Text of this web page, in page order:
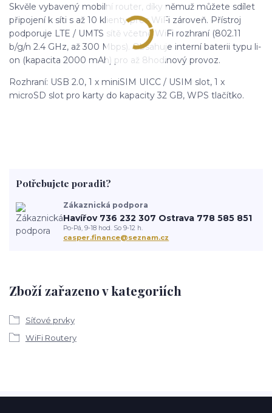
Skvěle vybavený mobilní router, díky němuž můžete sdílet
připojení k síti s až 10 klienty přes WiFi zároveň. Přístroj
podporuje LTE / UMTS sítě včetně WiFi rozhraní (802.11
b/g/n 2.4 GHz, až 300 Mbps). Obsahuje interní baterii typu li-
on (kapacita 2000 mAh) pro až 8hodinový provoz.
Rozhraní: USB 2.0, 1 x miniSIM UICC / USIM slot, 1 x
microSD slot pro karty do kapacity 32 GB, WPS tlačítko.
Zboží zařazeno v kategoriích
Síťové prvky
WiFi Routery
Potřebujete poradit?
Zákaznická podpora
Havířov 736 232 307 Ostrava 778 585 851
Po-Pá, 9-18 hod. So 9-12 h.
casper.finance@seznam.cz